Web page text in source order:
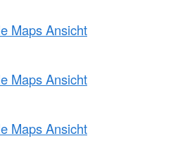
Maps Ansicht
Maps Ansicht
Maps Ansicht